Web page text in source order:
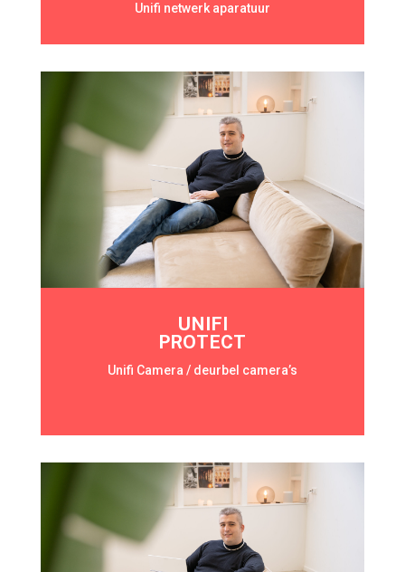
Unifi netwerk aparatuur
UNIFI
PROTECT
Unifi Camera / deurbel camera’s